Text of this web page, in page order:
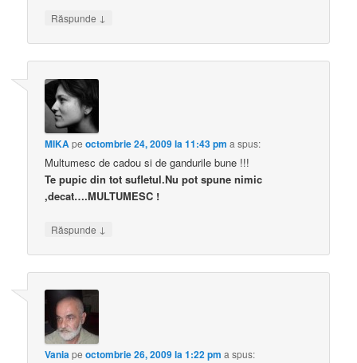
Răspunde ↓
MIKA peoctombrie 24, 2009 la 11:43 pm a spus:
Multumesc de cadou si de gandurile bune !!!
Te pupic din tot sufletul.Nu pot spune nimic
,decat….MULTUMESC !
Răspunde ↓
Vaniapeoctombrie 26, 2009 la 1:22 pm a spus: